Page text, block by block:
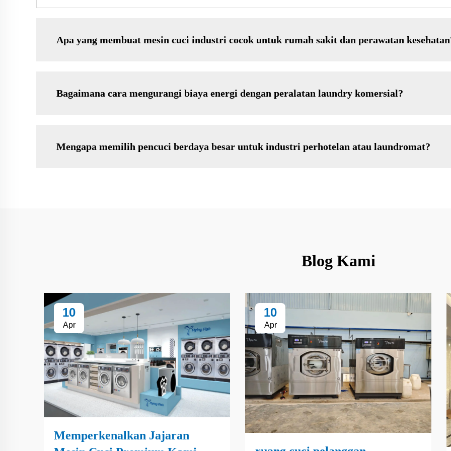
Apa yang membuat mesin cuci industri cocok untuk rumah sakit dan perawatan
Bagaimana cara mengurangi biaya energi dengan peralatan laundry komersial?
Mengapa memilih pencuci berdaya besar untuk industri perhotelan atau laundromat?
Blog Kami
10
Apr
Memperkenalkan Jajaran
10
Apr